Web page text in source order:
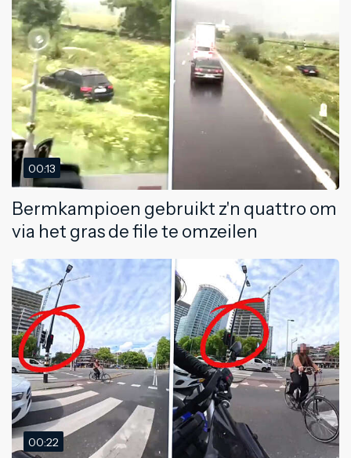
00:13
Bermkampioen gebruikt z'n quattro om
via het gras de file te omzeilen
00:22